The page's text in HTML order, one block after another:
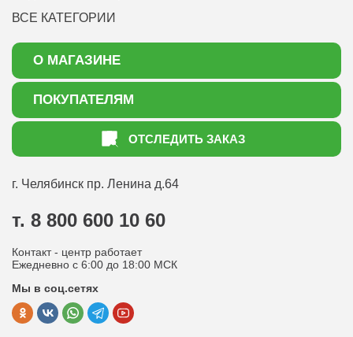
ВСЕ КАТЕГОРИИ
О МАГАЗИНЕ
О нас
Акции
ПОКУПАТЕЛЯМ
Как оформить заказ
Статьи садоводу
Оптовым покупателям
Политика конфиденциальности
Публичная оферта
ОТСЛЕДИТЬ ЗАКАЗ
г. Челябинск пр. Ленина д.64
т. 8 800 600 10 60
Контакт - центр работает
Ежедневно с 6:00 до 18:00 МСК
Мы в соц.сетях